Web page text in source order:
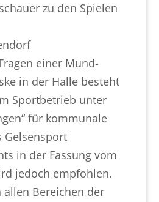
zu den Spielen
einer Mund-
in der Halle besteht
Sportbetrieb unter
für kommunale
Gelsensport
in der Fassung vom
jedoch empfohlen.
allen Bereichen der